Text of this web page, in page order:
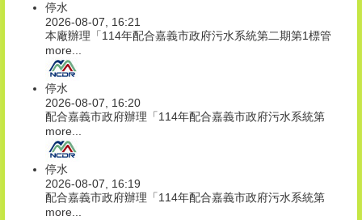
停水
2026-08-07, 16:21
本廠辦理「114年配合嘉義市政府污水系統第二期第1標管
more...
停水
2026-08-07, 16:20
配合嘉義市政府辦理「114年配合嘉義市政府污水系統第
more...
停水
2026-08-07, 16:19
配合嘉義市政府辦理「114年配合嘉義市政府污水系統第
more...